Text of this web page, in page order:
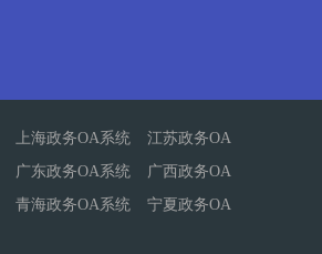
上海政务OA系统
江苏政务OA
广东政务OA系统
广西政务OA
青海政务OA系统
宁夏政务OA